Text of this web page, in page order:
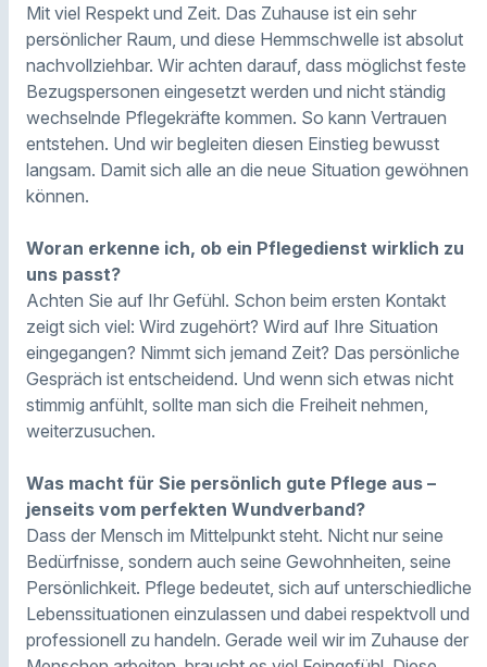
Mit viel Respekt und Zeit. Das Zuhause ist ein sehr
persönlicher Raum, und diese Hemmschwelle ist absolut
nachvollziehbar. Wir achten darauf, dass möglichst feste
Bezugspersonen eingesetzt werden und nicht ständig
wechselnde Pflegekräfte kommen. So kann Vertrauen
entstehen. Und wir begleiten diesen Einstieg bewusst
langsam. Damit sich alle an die neue Situation gewöhnen
können.
Woran erkenne ich, ob ein Pflegedienst wirklich zu
uns passt?
Achten Sie auf Ihr Gefühl. Schon beim ersten Kontakt
zeigt sich viel: Wird zugehört? Wird auf Ihre Situation
eingegangen? Nimmt sich jemand Zeit? Das persönliche
Gespräch ist entscheidend. Und wenn sich etwas nicht
stimmig anfühlt, sollte man sich die Freiheit nehmen,
weiterzusuchen.
Was macht für Sie persönlich gute Pflege aus –
jenseits vom perfekten Wundverband?
Dass der Mensch im Mittelpunkt steht. Nicht nur seine
Bedürfnisse, sondern auch seine Gewohnheiten, seine
Persönlichkeit. Pflege bedeutet, sich auf unterschiedliche
Lebenssituationen einzulassen und dabei respektvoll und
professionell zu handeln. Gerade weil wir im Zuhause der